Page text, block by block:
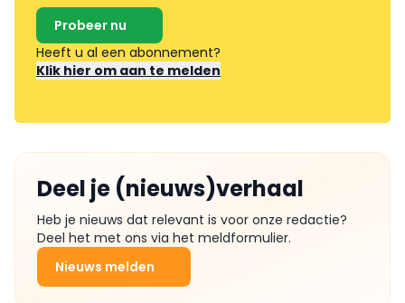
Probeer nu
Heeft u al een abonnement?
Klik hier om aan te melden
Deel je (nieuws)verhaal
Heb je nieuws dat relevant is voor onze redactie?
Deel het met ons via het meldformulier.
Nieuws melden